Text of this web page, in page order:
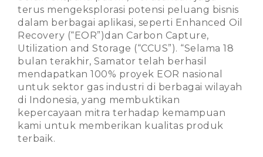
terus mengeksplorasi potensi peluang bisnis
dalam berbagai aplikasi, seperti Enhanced Oil
Recovery (“EOR”)dan Carbon Capture,
Utilization and Storage (“CCUS”). “Selama 18
bulan terakhir, Samator telah berhasil
mendapatkan 100% proyek EOR nasional
untuk sektor gas industri di berbagai wilayah
di Indonesia, yang membuktikan
kepercayaan mitra terhadap kemampuan
kami untuk memberikan kualitas produk
terbaik.